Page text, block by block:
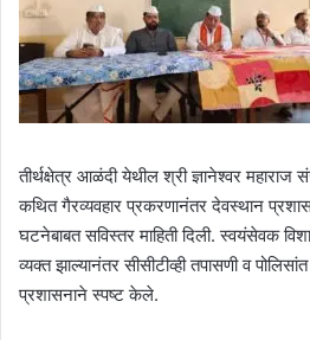
तीर्थक्षेत्र आळंदी येथील श्री ज्ञानेश्वर महाराज
कथित गैरव्यवहार प्रकरणानंतर देवस्थान
घटनेबाबत सविस्तर माहिती दिली. स्वयंसेवक
व्यक्त झाल्यानंतर सीसीटीव्ही तपासणी व
प्रशासनाने स्पष्ट केले.